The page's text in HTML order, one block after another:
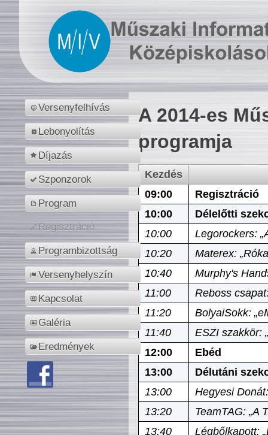
Versenyfelhívás
Lebonyolítás
Díjazás
Szponzorok
Program
Regisztráció
Programbizottság
Versenyhelyszín
Kapcsolat
Galéria
Eredmények
A 2014-es
programja
Kezdés
09:00
Regisztráció
10:00
Délelőtti
10:00
Legorockers:
10:20
Materex:
10:40
Murphy's
11:00
Reboss
11:20
BolyaiSokk:
11:40
ESZI szakkör:
12:00
Ebéd
13:00
Délutáni
13:00
Hegyesi
13:20
TeamTAG: „A
13:40
Légbőlkapott: